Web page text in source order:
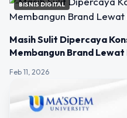
BISNIS DIGITAL
Masih Sulit Dipercaya
Membangun Brand
Feb 11, 2026